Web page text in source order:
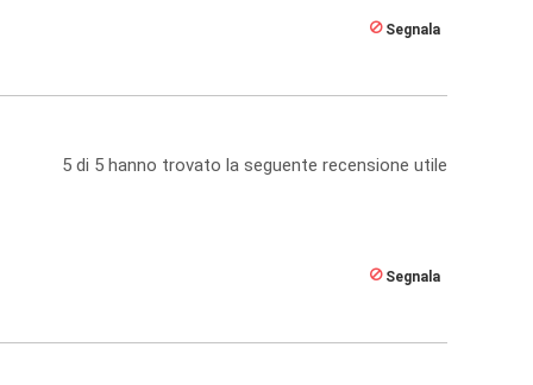
Segnala
5 di 5 hanno trovato la seguente recensione utile
Segnala